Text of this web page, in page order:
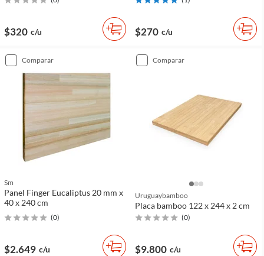
$320 c/u $270 c/u
comparar
Sm
Panel Finger Eucaliptus 20 mm x
40 x 240 cm
(0)
$2.649 c/u
comparar
Uruguaybamboo
Placa bamboo 122 x 244 x 2 cm
(0)
$9.800 c/u